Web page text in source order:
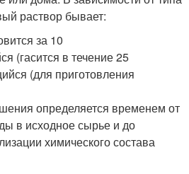
раствор бывает:
за 10
(гасится в течение 25
(для приготовления
определяется временем от
в исходное сырье и до
химического состава